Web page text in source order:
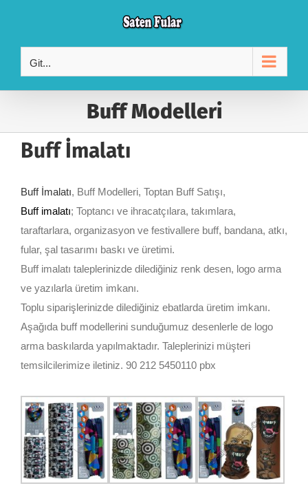
content
Git...
Buff Modelleri
Buff İmalatı
Buff İmalatı, Buff Modelleri, Toptan Buff Satışı,
Buff imalatı; Toptancı ve ihracatçılara, takımlara,
taraftarlara, organizasyon ve festivallere buff, bandana, atkı,
fular, şal tasarımı baskı ve üretimi.
Buff imalatı taleplerinizde dilediğiniz renk desen, logo arma
ve yazılarla üretim imkanı.
Toplu siparişlerinizde dilediğiniz ebatlarda üretim imkanı.
Aşağıda buff modellerini sunduğumuz desenlerle de logo
arma baskılarda yapılmaktadır. Taleplerinizi müşteri
temsilcilerimize iletiniz. 90 212 5450110 pbx